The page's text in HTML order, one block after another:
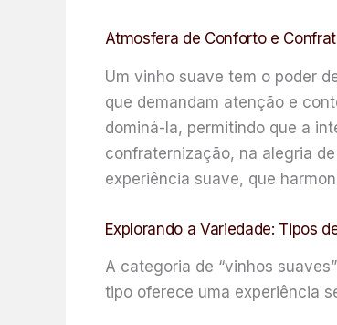
Atmosfera de Conforto e
Um vinho suave tem o poder
que demandam atenção e
dominá-la, permitindo que a
confraternização, na alegria
experiência suave, que
Explorando a Variedade: Tipos
A categoria de “vinhos
tipo oferece uma experiência